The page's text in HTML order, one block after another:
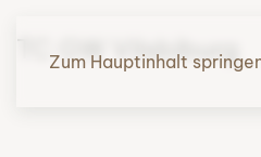
Zum Hauptinhalt
TC GW Vilsbiburg